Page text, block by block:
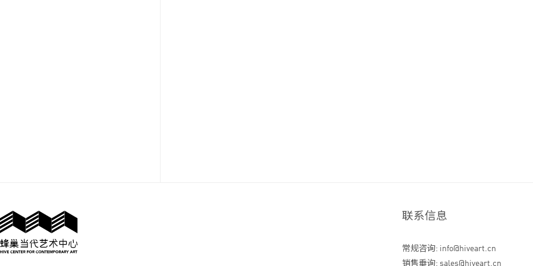
联系信息
常规咨询: info@hiveart.cn
销售垂询: sales@hiveart.cn